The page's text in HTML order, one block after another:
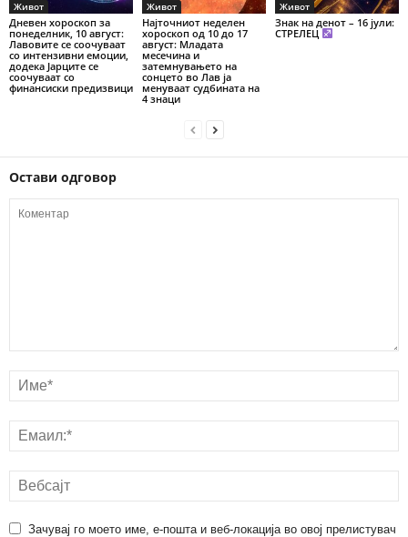
Живот
Дневен хороскоп за
понеделник, 10 август:
Лавовите се соочуваат
со интензивни емоции,
додека Јарците се
соочуваат со
финансиски предизвици
Живот
Најточниот неделен
хороскоп од 10 до 17
август: Младата
месечина и
затемнувањето на
сонцето во Лав ја
менуваат судбината на
4 знаци
Живот
Знак на денот – 16 јули:
СТРЕЛЕЦ
Остави одговор
Зачувај го моето име, е-пошта и веб-локација во овој прелистувач